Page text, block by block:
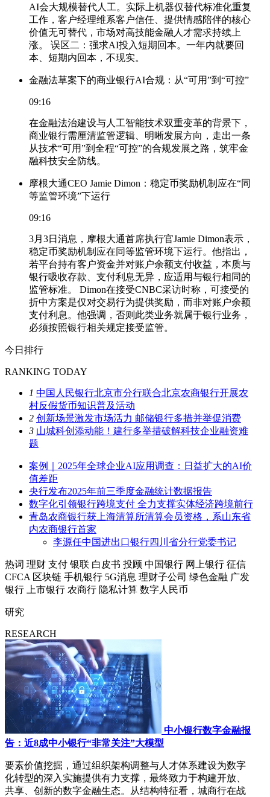
AI会大规模替代人工。实际上机器仅替代标准化重复
工作，客户经理维系客户信任、提供情感陪伴的核心
价值无可替代，市场对高技能金融人才需求持续上
涨。 误区二：强求AI投入短期回本。一年内就要回
本、短期内回本，不现实。
金融法草案下的商业银行AI合规：从“可用”到“可控”
09:16
在金融法治建设与人工智能技术双重变革的背景下，
商业银行需厘清监管逻辑、明晰发展方向，走出一条
从技术“可用”到全程“可控”的合规发展之路，筑牢金
融科技安全防线。
摩根大通CEO Jamie Dimon：稳定币奖励机制应在“同
等监管环境”下运行
09:16
3月3日消息，摩根大通首席执行官Jamie Dimon表示，
稳定币奖励机制应在同等监管环境下运行。他指出，
若平台持有客户资金并对账户余额支付收益，本质与
银行吸收存款、支付利息无异，应适用与银行相同的
监管标准。 Dimon在接受CNBC采访时称，可接受的
折中方案是仅对交易行为提供奖励，而非对账户余额
支付利息。他强调，否则此类业务就属于银行业务，
必须按照银行相关规定接受监管。
今日排行
RANKING TODAY
1 中国人民银行北京市分行联合北京农商银行开展农
村反假货币知识普及活动
2 创新场景激发市场活力 邮储银行多措并举促消费
3 山城科创添动能！建行多举措破解科技企业融资难
题
案例｜2025年全球企业AI应用调查：日益扩大的AI价
值差距
央行发布2025年前三季度金融统计数据报告
数字化引领银行跨境支付 全力支撑实体经济跨境前行
青岛农商银行获上海清算所清算会员资格，系山东省
内农商银行首家
李源任中国进出口银行四川省分行党委书记
热词 理财 支付 银联 白皮书 投顾 中国银行 网上银行 征信
CFCA 区块链 手机银行 5G消息 理财子公司 绿色金融 广发
银行
上市银行 农商行 隐私计算 数字人民币
研究
RESEARCH
中小银行数字金融报
告：近8成中小银行“非常关注”大模型
要素价值挖掘，通过组织架构调整与人才体系建设为数字
化转型的深入实施提供有力支撑，最终致力于构建开放、
共享、创新的数字金融生态。从结构特征看，城商行在战